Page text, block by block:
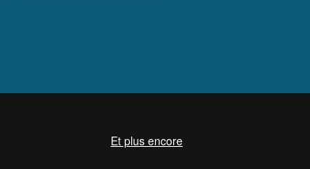
Et plus encore